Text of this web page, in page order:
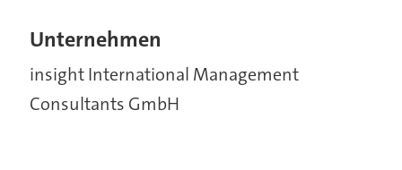
Unternehmen
insight International Management
Consultants GmbH